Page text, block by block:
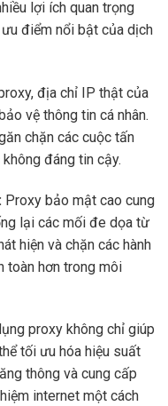
lợi ích quan trọng
điểm nổi bật của dịch
địa chỉ IP thật của
vệ thông tin cá nhân.
chặn các cuộc tấn
đáng tin cậy.
Proxy bảo mật cao cung
lại các mối đe dọa từ
hiện và chặn các hành
toàn hơn trong môi
proxy không chỉ giúp
tối ưu hóa hiệu suất
thông và cung cấp
internet một cách